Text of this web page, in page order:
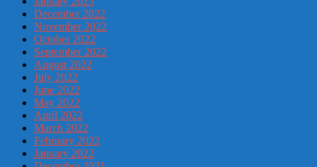
December 2022
November 2022
October 2022
September 2022
August 2022
July 2022
June 2022
May 2022
April 2022
March 2022
February 2022
January 2022